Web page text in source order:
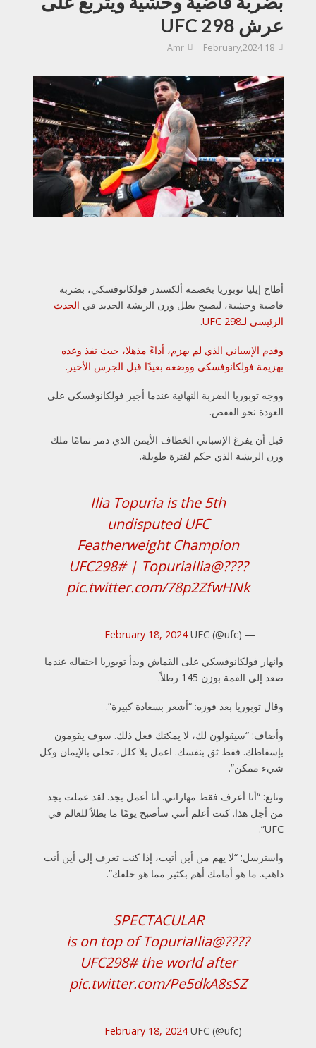
عرش UFC 298
18 February,2024
Amr
أطاح إيليا توبوريا بخصمه ألكسندر فولكانوفسكي، بضربة
قاضية وحشية، ليصبح بطل وزن الريشة الجديد في الحدث
الرئيسي لـUFC 298
.
وقدم الإسباني الذي لم يهزم، أداءً مذهلا، حيث نفذ وعده
بهزيمة فولكانوفسكي ووضعه بعيدًا قبل الجرس الأخير.
ووجه توبوريا الضربة النهائية عندما أجبر فولكانوفسكي على
العودة نحو القفص.
قبل أن يفرغ الإسباني الخطاف الأيمن الذي دمر تمامًا ملك
وزن الريشة الذي حكم لفترة طويلة.
Ilia Topuria is the 5th
undisputed UFC
Featherweight Champion
????
@TopuriaIlia
|
#UFC298
pic.twitter.com/78p2ZfwHNk
— UFC (@ufc)
February 18, 2024
وانهار فولكانوفسكي على القماش وبدأ توبوريا احتفاله عندما
صعد إلى القمة بوزن 145 رطلاً.
وقال توبوريا بعد فوزه: “أشعر بسعادة كبيرة”.
وأضاف: “سيقولون لك، لا يمكنك فعل ذلك. سوف يقومون
بإسقاطك. فقط ثق بنفسك. اعمل بلا كلل، تحلى بالإيمان وكل
شيء ممكن”.
وتابع: “أنا أعرف فقط مهاراتي. أنا أعمل بجد. لقد عملت بجد
من أجل هذا. كنت أعلم أنني سأصبح يومًا ما بطلاً للعالم في
UFC”.
واسترسل: “لا يهم من أين أتيت، إذا كنت تعرف إلى أين أنت
ذاهب. ما هو أمامك أهم بكثير مما هو خلفك”.
SPECTACULAR
????
@TopuriaIlia
is on top of
the world after
#UFC298
pic.twitter.com/Pe5dkA8sSZ
— UFC (@ufc)
February 18, 2024